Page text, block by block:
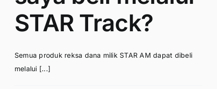
STAR Track?
Semua produk reksa dana milik STAR AM dapat dibeli
melalui [...]